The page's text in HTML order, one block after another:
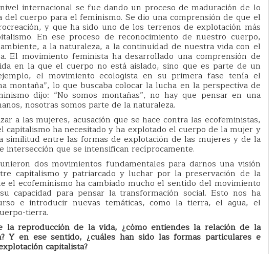
internacional se fue dando un proceso de maduración de lo
del cuerpo para el feminismo. Se dio una comprensión de que el
y que ha sido uno de los terrenos de explotación más
En ese proceso de reconocimiento de nuestro cuerpo,
a la naturaleza, a la continuidad de nuestra vida con el
El movimiento feminista ha desarrollado una comprensión de
en la que el cuerpo no está aislado, sino que es parte de un
el movimiento ecologista en su primera fase tenía el
montaña”, lo que buscaba colocar la lucha en la perspectiva de
dijo: “No somos montañas”, no hay que pensar en una
nosotras somos parte de la naturaleza.
a las mujeres, acusación que se hace contra las ecofeministas,
capitalismo ha necesitado y ha explotado el cuerpo de la mujer y
similitud entre las formas de explotación de las mujeres y de la
intersección que se intensifican recíprocamente.
dos movimientos fundamentales para darnos una visión
capitalismo y patriarcado y luchar por la preservación de la
el ecofeminismo ha cambiado mucho el sentido del movimiento
capacidad para pensar la transformación social. Esto nos ha
e introducir nuevas temáticas, como la tierra, el agua, el
tierra.
la reproducción de la vida, ¿cómo entiendes la relación de la
Y en ese sentido, ¿cuáles han sido las formas particulares e
capitalista?